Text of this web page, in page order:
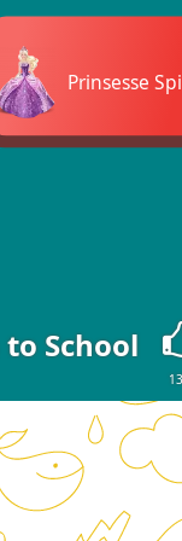
Prinsesse
to School